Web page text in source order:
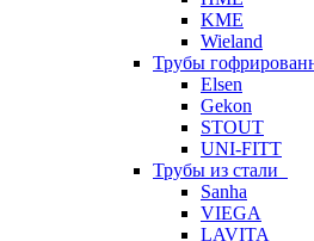
KME
Wieland
Трубы
Elsen
Gekon
STOUT
UNI-FITT
Трубы из стали
Sanha
VIEGA
LAVITA